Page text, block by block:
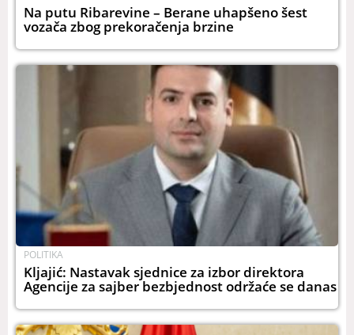
Na putu Ribarevine – Berane uhapšeno šest
vozača zbog prekoračenja brzine
POLITIKA
Kljajić: Nastavak sjednice za izbor direktora
Agencije za sajber bezbjednost održaće se danas